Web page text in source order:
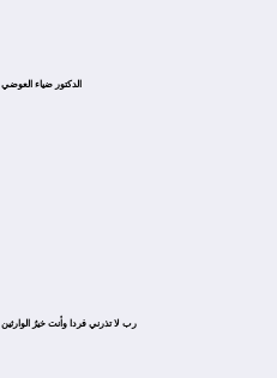
الدكتور ضياء العوضي
ﺭﺏ ﻻ ﺗﺬﺭﻧﻲ ﻓﺮﺩﺍ ﻭﺃﻧﺖ ﺧﻴﺮُ ﺍﻟﻮﺍﺭﺛﻴﻦ